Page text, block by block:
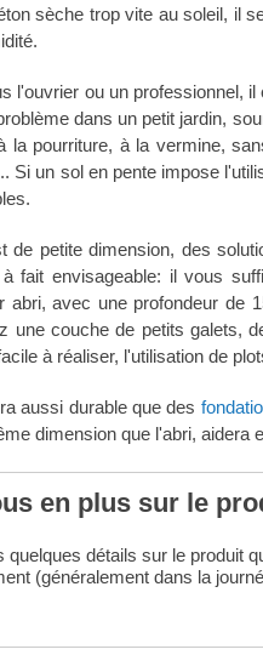
sèche trop vite au soleil, il
l'ouvrier ou un professionnel,
dans un petit jardin,
la pourriture, à la vermine,
Si un sol en pente impose
de petite dimension, des
fait envisageable: il vous
abri, avec une profondeur de
une couche de petits galets,
à réaliser, l'utilisation de
aussi durable que des
dimension que l'abri, aidera
en plus sur le
quelques détails sur le produit
(généralement dans la